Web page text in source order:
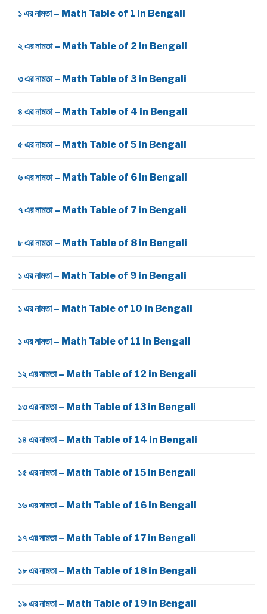
১ এর নামতা – Math Table of 1 in Bengali
২ এর নামতা – Math Table of 2 in Bengali
৩ এর নামতা – Math Table of 3 in Bengali
৪ এর নামতা – Math Table of 4 in Bengali
৫ এর নামতা – Math Table of 5 in Bengali
৬ এর নামতা – Math Table of 6 in Bengali
৭ এর নামতা – Math Table of 7 in Bengali
৮ এর নামতা – Math Table of 8 in Bengali
১ এর নামতা – Math Table of 9 in Bengali
১ এর নামতা – Math Table of 10 in Bengali
১ এর নামতা – Math Table of 11 in Bengali
১২ এর নামতা – Math Table of 12 in Bengali
১৩ এর নামতা – Math Table of 13 in Bengali
১৪ এর নামতা – Math Table of 14 in Bengali
১৫ এর নামতা – Math Table of 15 in Bengali
১৬ এর নামতা – Math Table of 16 in Bengali
১৭ এর নামতা – Math Table of 17 in Bengali
১৮ এর নামতা – Math Table of 18 in Bengali
১৯ এর নামতা – Math Table of 19 in Bengali